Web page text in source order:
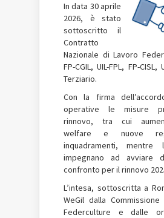
In data 30 aprile
2026, è stato
sottoscritto il
Contratto
Nazionale di Lavoro
FP-CGIL, UIL-FPL, FP-CISL,
Terziario.
Con la firma
operative le misure
rinnovo, tra cui
welfare e nuove
inquadramenti,
impegnano ad avviare
confronto per il rinnovo
L’intesa, sottoscritta a
WeGil dalla
Federculture e dalle